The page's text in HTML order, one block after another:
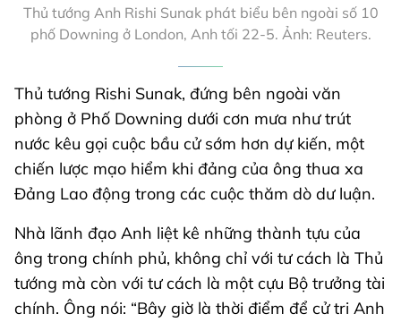
Thủ tướng Anh Rishi Sunak phát biểu bên ngoài số 10
phố Downing ở London, Anh tối 22-5. Ảnh: Reuters.
Thủ tướng Rishi Sunak, đứng bên ngoài văn
phòng ở Phố Downing dưới cơn mưa như trút
nước kêu gọi cuộc bầu cử sớm hơn dự kiến, một
chiến lược mạo hiểm khi đảng của ông thua xa
Đảng Lao động trong các cuộc thăm dò dư luận.
Nhà lãnh đạo Anh liệt kê những thành tựu của
ông trong chính phủ, không chỉ với tư cách là Thủ
tướng mà còn với tư cách là một cựu Bộ trưởng tài
chính. Ông nói: “Bây giờ là thời điểm để cử tri Anh